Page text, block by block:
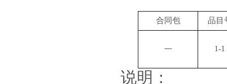
合同包 品目
一 1-1
说明：